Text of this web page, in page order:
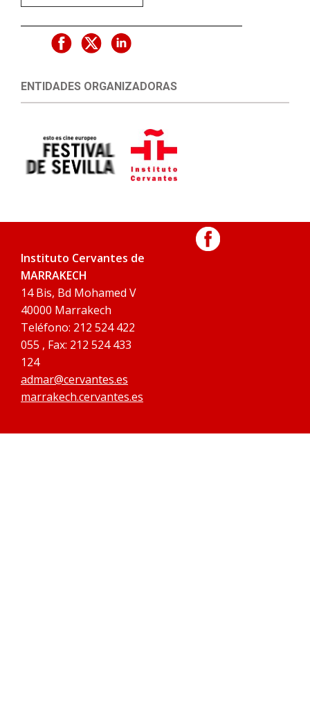
ENTIDADES ORGANIZADORAS
Instituto Cervantes de
MARRAKECH
14 Bis, Bd Mohamed V
40000 Marrakech
Teléfono: 212 524 422
055 , Fax: 212 524 433
124
admar@cervantes.es
marrakech.cervantes.es